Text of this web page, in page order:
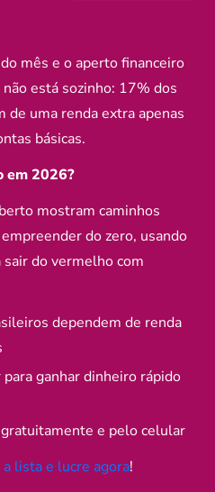
mês e o aperto financeiro
está sozinho: 17% dos
de uma renda extra apenas
básicas.
em 2026?
mostram caminhos
do zero, usando
sair do vermelho com
dependem de renda
ganhar dinheiro rápido
e pelo celular
lista e lucre agora!